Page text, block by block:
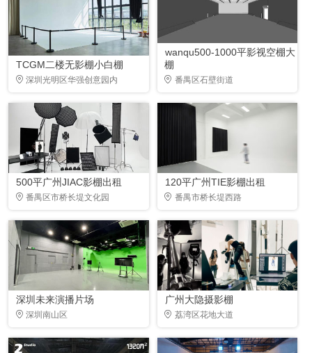
TCGM二楼无影棚小白棚
深圳光明区华强创意园内
wanqu500-1000平影视空棚大
棚
番禺区石壁街道
500平广州JIAC影棚出租
番禺区市桥长堤文化园
120平广州TIE影棚出租
番禺市桥长堤西路
深圳未来演播片场
深圳南山区
广州大隐摄影棚
荔湾区花地大道